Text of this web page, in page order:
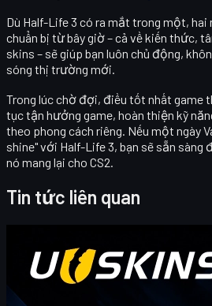
Dù Half-Life 3 có ra mắt trong một,
chuẩn bị từ bây giờ – cả về kiến thức,
skins – sẽ giúp bạn luôn chủ động,
sóng thị trường mới.
Trong lúc chờ đợi, điều tốt nhất game
tụctận hưởng game, hoàn thiện kỹ
theo phong cách riêng. Nếu một ngày
shine" với Half-Life 3, bạn sẽ sẵn sàng
nó mang lại cho CS2.
Tin tức liên quan
Xin chào các nhà giao dịch
với blog thưởng hàng tuần của